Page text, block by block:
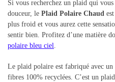
Si vous recherchez un plaid qui
douceur, le Plaid Polaire Chaud
plus froid et vous aurez cette
sentir bien. Profitez d’une matière
polaire bleu ciel.
Le plaid polaire est fabriqué avec un
fibres 100% recyclées. C’est un